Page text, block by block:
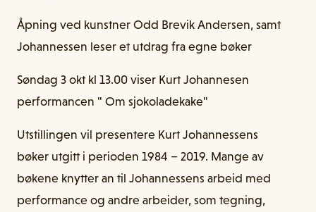
Åpning ved kunstner Odd Brevik Andersen, samt
Johannessen leser et utdrag fra egne bøker
Søndag 3 okt kl 13.00 viser Kurt Johannesen
performancen " Om sjokoladekake"
Utstillingen vil presentere Kurt Johannessens
bøker utgitt i perioden 1984 – 2019. Mange av
bøkene knytter an til Johannessens arbeid med
performance og andre arbeider, som tegning,